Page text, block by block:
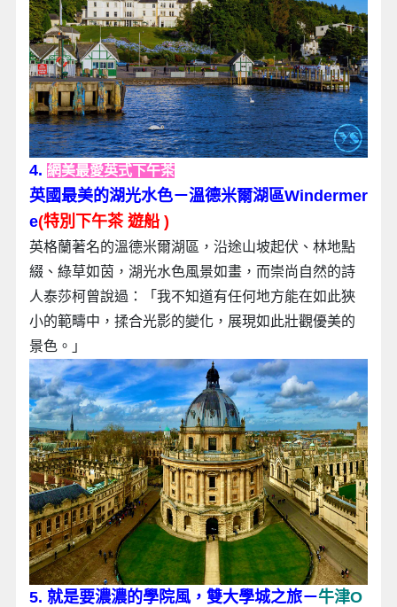
4. 網美最愛英式下午茶
英國最美的湖光水色－溫德米爾湖區Windermer
e(特別下午茶 遊船 )
英格蘭著名的溫德米爾湖區，沿途山坡起伏、林地點
綴、綠草如茵，湖光水色風景如畫，而崇尚自然的詩
人泰莎柯曾說過：「我不知道有任何地方能在如此狹
小的範疇中，揉合光影的變化，展現如此壯觀優美的
景色。」
5. 就是要濃濃的學院風，雙大學城之旅－牛津O